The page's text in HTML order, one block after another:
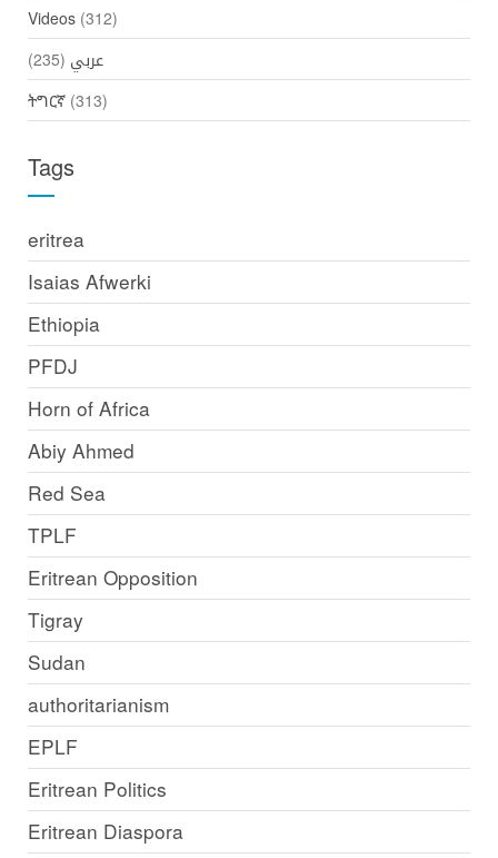
Videos(312)
عربي (235)
ትግርኛ(313)
Tags
eritrea
Isaias Afwerki
Ethiopia
PFDJ
Horn of Africa
Abiy Ahmed
Red Sea
TPLF
Eritrean Opposition
Tigray
Sudan
authoritarianism
EPLF
Eritrean Politics
Eritrean Diaspora